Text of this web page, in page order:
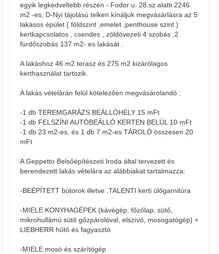
egyik legkedveltebb részén - Fodor u. 28.sz alatti 2246
m2 -es, D-Nyi tájolású telken kínáljuk megvásárlásra az 5
lakásos épület ( földszint ,emelet ,penthouse szint )
kertkapcsolatos , csendes , zöldövezeti 4 szobás ,2
fürdőszobás 137 m2- es lakását .
A lakáshoz 46 m2 terasz és 275 m2 kizárólagos
kerthasználat tartozik.
A lakás vételárán felül kötelezően megvásárolandó :
-1 db TEREMGARÁZS BEÁLLÓHELY 15 mFt
-1 db FELSZÍNI AUTÓBEÁLLÓ KERTEN BELÜL 10 mFt
-1 db 23 m2-es, és 1 db 7 m2-es TÁROLÓ összesen 20
mFt
A Geppetto Belsőépítészeti Iroda által tervezett és
berendezett lakás vételára az alábbiakat tartalmazza:
-BEÉPÍTETT bútorok illetve ,TALENTI kerti ülőgarnitúra
-MIELE KONYHAGÉPEK (kávégép, főzőlap, sütő,
mikrohullámú sütő gőzpárolóval, elszívó, mosogatógép) +
LIEBHERR hűtő és fagyasztó
-MIELE mosó és szárítógép